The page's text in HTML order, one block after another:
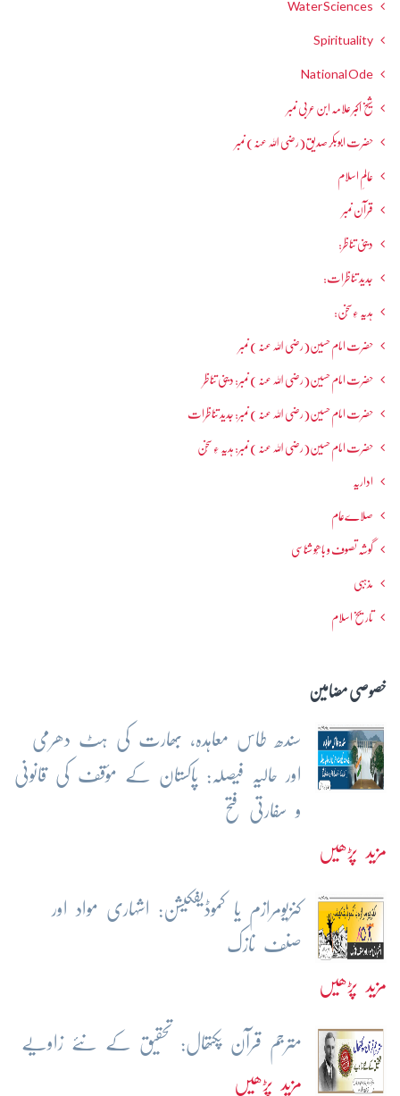
Water Sciences
Spirituality
National Ode
شیخ اکبر علامہ ابن عربی نمبر
حضرت ابوبکر صدیق(رضی اللہ عنہ) نمبر
عالمِ اسلام
قرآن نمبر
دینی تناظر:
جدید تناظرات:
ہدیہ ءِسُخن:
حضرت امام حسین(رضی اللہ عنہ ) نمبر
حضرت امام حسین(رضی اللہ عنہ ) نمبر: دینی تناظر
حضرت امام حسین(رضی اللہ عنہ ) نمبر: جدید تناظرات
حضرت امام حسین(رضی اللہ عنہ ) نمبر: ہدیہ ءِ سُخن
اداریہ
صلاےعام
گوشہ تصوف و باھُو شناسی
مذہبی
تاریخ اسلام
خصوصی مضامین
سندھ طاس معاہدہ، بھارت کی ہٹ دھرمی
اور حالیہ فیصلہ: پاکستان کے مؤقف کی قانونی
و سفارتی فتح
مزید پڑھیں
کنزیومرازم یا کموڈیفکیشن: اشہاری مواد اور
صنف نازک
مزید پڑھیں
مترجم قرآن پکتھال: تحقیق کے نئے زاویے
مزید پڑھیں